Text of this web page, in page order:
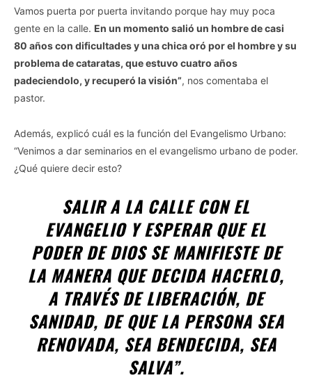
Vamos puerta por puerta invitando porque hay muy poca
gente en la calle. En un momento salió un hombre de casi
80 años con dificultades y una chica oró por el hombre y su
problema de cataratas, que estuvo cuatro años
padeciendolo, y recuperó la visión”, nos comentaba el
pastor.
Además, explicó cuál es la función del Evangelismo Urbano:
“Venimos a dar seminarios en el evangelismo urbano de poder.
¿Qué quiere decir esto?
SALIR A LA CALLE CON EL
EVANGELIO Y ESPERAR QUE EL
PODER DE DIOS SE MANIFIESTE DE
LA MANERA QUE DECIDA HACERLO,
A TRAVÉS DE LIBERACIÓN, DE
SANIDAD, DE QUE LA PERSONA SEA
RENOVADA, SEA BENDECIDA, SEA
SALVA”.